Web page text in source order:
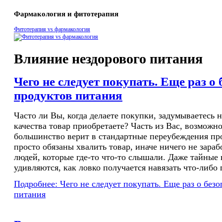
Фармакология и фитотерапия
Фитотерапия vs фармакология
Влияние нездорового питания
Чего не следует покупать. Еще раз о
продуктов питания
Часто ли Вы, когда делаете покупки, задумываетесь
качества товар приобретаете? Часть из Вас,
большинство верит в стандартные переубеждения
просто обязаны хвалить товар, иначе ничего не
людей, которые где-то что-то слышали. Даже тайные
удивляются, как ловко получается навязать что-
Подробнее: Чего не следует покупать. Еще раз о
питания